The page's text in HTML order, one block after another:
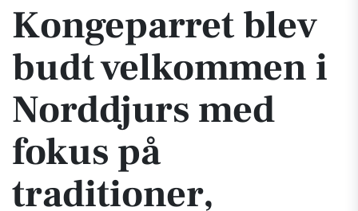
Kongeparret blev
budt velkommen i
Norddjurs med
fokus på
traditioner,